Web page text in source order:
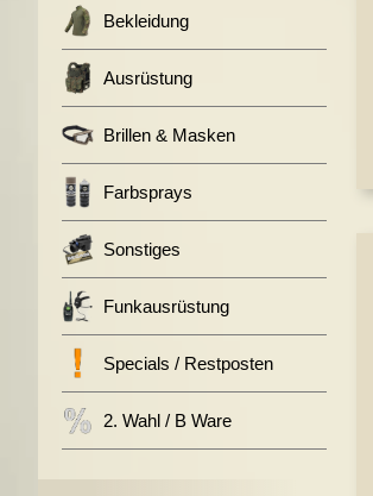
Bekleidung
Ausrüstung
Brillen & Masken
Farbsprays
Sonstiges
Funkausrüstung
Specials / Restposten
2. Wahl / B Ware